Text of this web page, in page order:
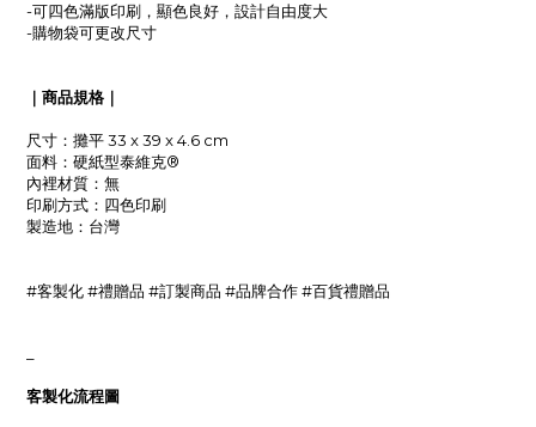
-可四色滿版印刷，顯色良好，設計自由度大
-購物袋可更改尺寸
｜商品規格｜
尺寸：攤平 33 x 39 x 4.6 cm
面料：硬紙型泰維克®
內裡材質：無
印刷方式：四色印刷
製造地 ：台灣
#客製化 #禮贈品 #訂製商品 #品牌合作 #百貨禮贈品
客製化流程圖